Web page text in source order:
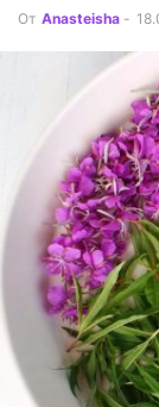
От Anasteisha -